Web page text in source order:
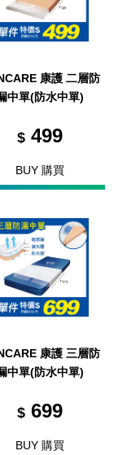
康護 二層防
中單(防水中單)
$499
BUY 購買
康護 三層防
中單(防水中單)
$699
BUY 購買